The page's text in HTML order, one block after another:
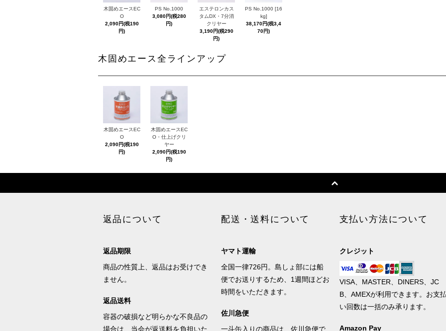
木固めエースEC
O
2,090円(税190
円)
PS No.1000
3,080円(税280
円)
エステロンカス
タムDX・7分消
クリヤー
3,190円(税290
円)
PS No.1000 [16
kg]
38,170円(税3,4
70円)
木固めエース全ラインアップ
木固めエースEC
O
2,090円(税190
円)
木固めエースEC
O・仕上げクリ
ヤー
2,090円(税190
円)
返品について
返品期限
商品の性質上、返品はお受けでき
ません。
返品送料
容器の破損など明らかな不良品の
場合は、当会が返送料を負担いた
配送・送料について
ヤマト運輸
全国一律726円。島しょ部には船
便でお送りするため、1週間ほどお
時間をいただきます。
佐川急便
一斗缶入りの商品は、佐川急便で
支払い方法について
クレジット
VISA、MASTER、DINERS、JC
B、AMEXが利用できます。お支
い回数は一括のみ承ります。
Amazon Pay